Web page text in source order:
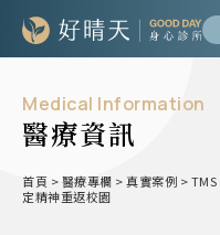
Medical Information
醫療資訊
首頁 >醫療專欄 >真實案例 >TMS
定精神重返校園